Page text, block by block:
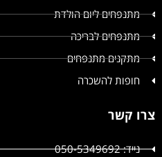
מתנפחים ליום הולדת
מתנפחים לבריכה
מתקנים מתנפחים
חופות להשכרה
צרו קשר
נייד: 050-5349692